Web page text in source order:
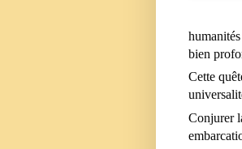
bien
Cette
Conjurer